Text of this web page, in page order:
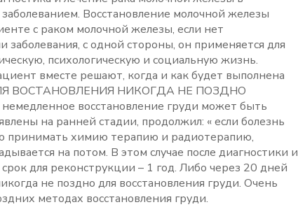
Восстановление молочной железы
с раком молочной железы, если нет
с одной стороны, он применяется для
психологическую и социальную жизнь.
вместе решают, когда и как будет выполнена
ДЛЯ ВОСТАНОВЛЕНИЯ НИКОГДА НЕ ПОЗДНО
восстановление груди может быть
на ранней стадии, продолжил: « если болезнь
принимать химию терапию и радиотерапию,
на потом. В этом случае после диагностики и
для реконструкции – 1 год. Либо через 20 дней
не поздно для восстановления груди. Очень
методах восстановления груди.